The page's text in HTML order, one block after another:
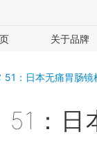
助手
关于品牌
51：日本无痛胃肠
：日